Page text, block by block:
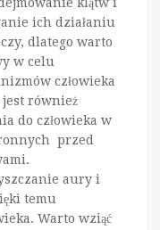
ich działaniu
dlatego warto
w celu
człowieka
również
do człowieka w
przed
aury i
temu
Warto wziąć